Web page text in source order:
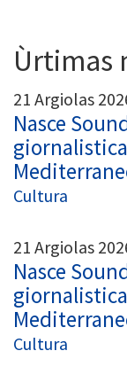
Ùrtimas
21 Argiolas
Nasce
Cultura
21 Argiolas
Nasce
Cultura